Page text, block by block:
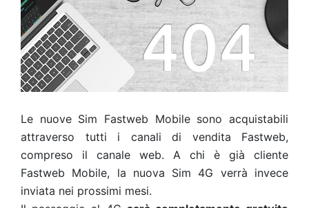
Le nuove Sim Fastweb Mobile sono acquistabili
attraverso tutti i canali di vendita Fastweb,
compreso il canale web. A chi è già cliente
Fastweb Mobile, la nuova Sim 4G verrà invece
inviata nei prossimi mesi.